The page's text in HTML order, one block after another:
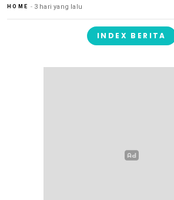
HOME 3 hari yang lalu
INDEX BERITA